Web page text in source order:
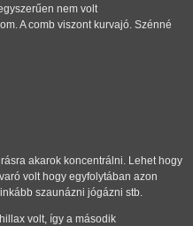
nem volt
A comb viszont kurvajó. Szénné
akarok koncentrálni. Lehet hogy
volt hogy egyfolytában azon
szaunázni jógázni stb.
volt, így a második